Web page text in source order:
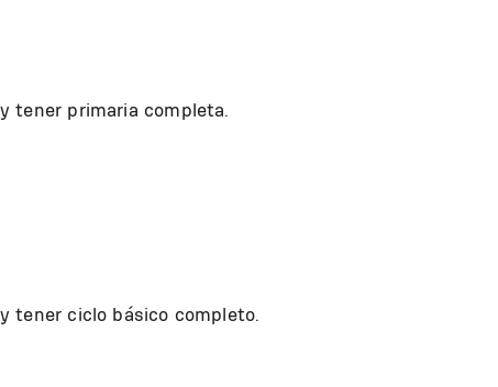
tener primaria completa.
tener ciclo básico completo.